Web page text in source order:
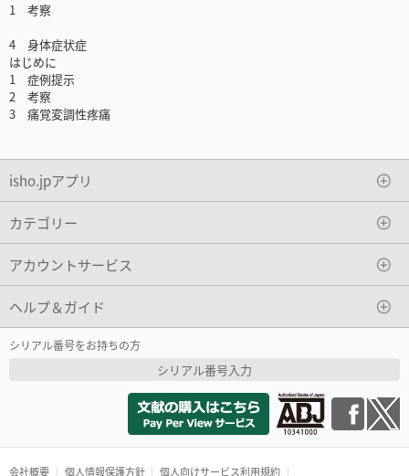
1 考察
4 身体症状症
はじめに
1 症例提示
2 考察
3 痛覚変調性疼痛
isho.jpアプリ
カテゴリー
アカウントサービス
ヘルプ＆ガイド
シリアル番号をお持ちの方
シリアル番号入力
会社概要 個人情報保護方針 個人向けサービス利用規約